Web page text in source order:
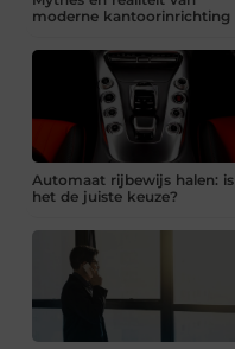
moderne kantoorinrichting
Automaat rijbewijs halen: is
het de juiste keuze?